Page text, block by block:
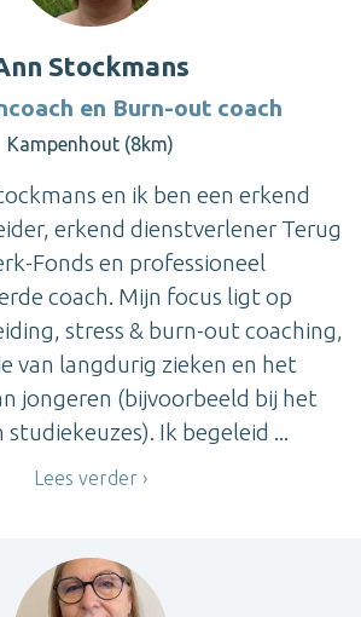
Stockmans
en Burn-out coach
Kampenhout (8km)
en ik ben een erkend
erkend dienstverlener Terug
Fonds en professioneel
coach. Mijn focus ligt op
stress & burn-out coaching,
van langdurig zieken en het
jongeren (bijvoorbeeld bij het
studiekeuzes). Ik begeleid ...
Lees verder